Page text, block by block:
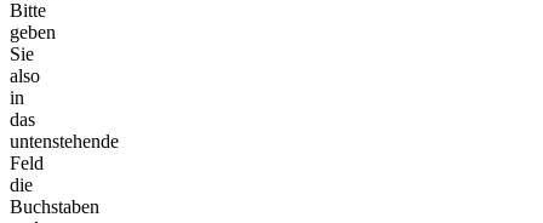
Bitte
geben
Sie
also
in
das
untenstehende
Feld
die
Buchstaben